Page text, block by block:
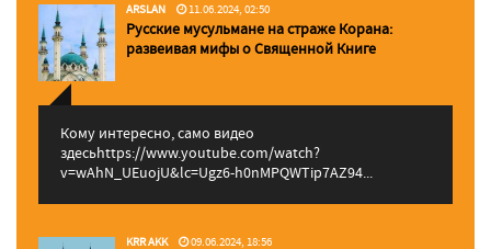
ARSLAN 11.06.2024, 02:50
Русские мусульмане на страже Корана:
pазвеивая мифы о Священной Книге
Кому интересно, само видео
здесьhttps://www.youtube.com/watch?
v=wAhN_UEuojU&lc=Ugz6-h0nMPQWTip7AZ94...
KRR AKK 09.06.2024, 18:56